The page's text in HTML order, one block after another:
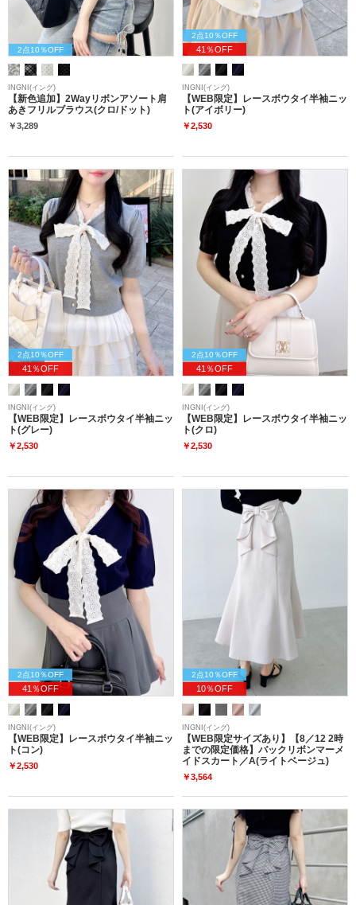
2点10％OFF
INGNI(イング)
【新色追加】2Wayリボンアソート肩
あきフリルブラウス(クロ/ドット)
￥3,289
2点10％OFF
41％OFF
INGNI(イング)
【WEB限定】レースボウタイ半袖ニッ
ト(アイボリー)
￥2,530
2点10％OFF
41％OFF
INGNI(イング)
【WEB限定】レースボウタイ半袖ニッ
ト(グレー)
￥2,530
2点10％OFF
41％OFF
INGNI(イング)
【WEB限定】レースボウタイ半袖ニッ
ト(クロ)
￥2,530
2点10％OFF
41％OFF
INGNI(イング)
【WEB限定】レースボウタイ半袖ニッ
ト(コン)
￥2,530
2点10％OFF
10％OFF
INGNI(イング)
【WEB限定サイズあり】【8／12 2時
までの限定価格】バックリボンマーメ
イドスカート／A(ライトベージュ)
￥3,564